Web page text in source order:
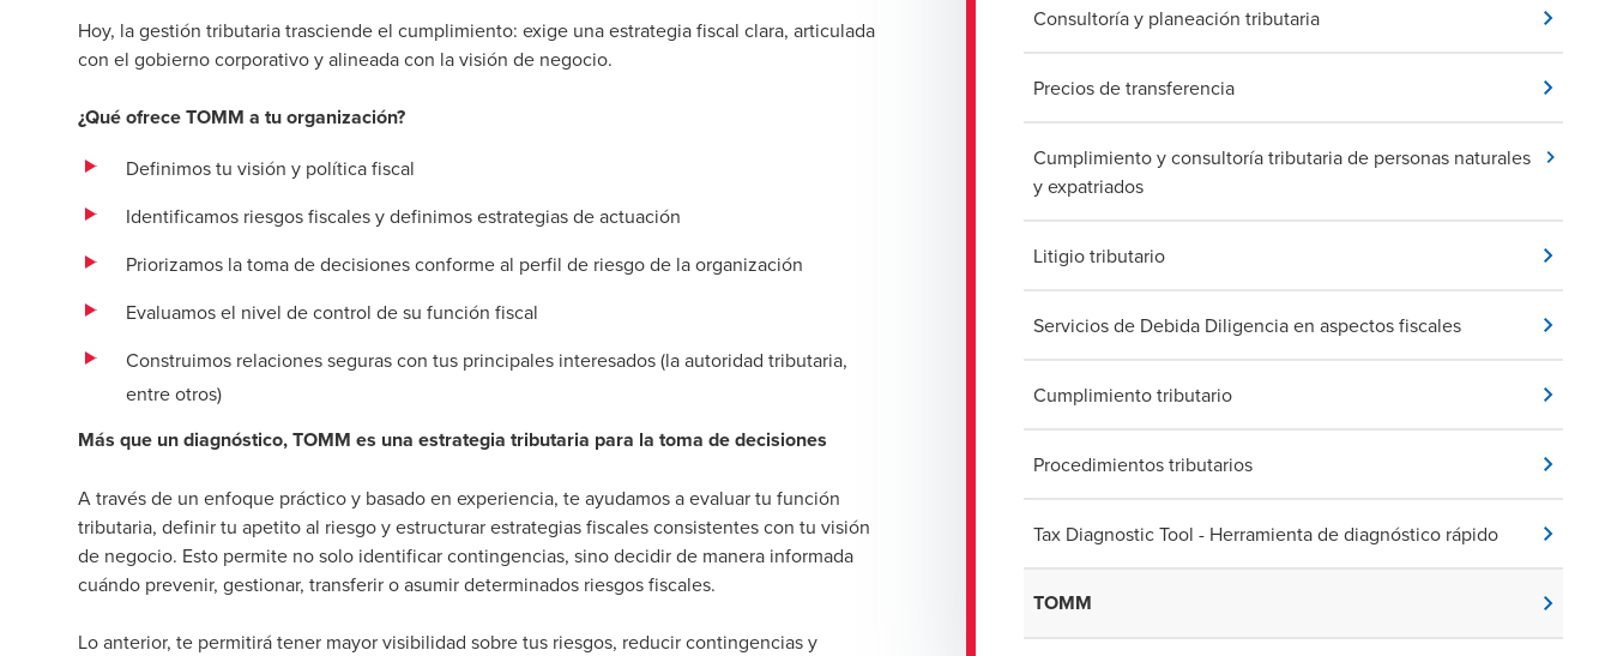
Hoy, la gestión tributaria trasciende el cumplimiento: exige una estrategia fiscal clara, articulada
con el gobierno corporativo y alineada con la visión de negocio.
¿Qué ofrece TOMM a tu organización?
Definimos tu visión y política fiscal
Identificamos riesgos fiscales y definimos estrategias de actuación
Priorizamos la toma de decisiones conforme al perfil de riesgo de la organización
Evaluamos el nivel de control de su función fiscal
Construimos relaciones seguras con tus principales interesados (la autoridad tributaria,
entre otros)
Más que un diagnóstico, TOMM es una estrategia tributaria para la toma de decisiones
A través de un enfoque práctico y basado en experiencia, te ayudamos a evaluar tu función
tributaria, definir tu apetito al riesgo y estructurar estrategias fiscales consistentes con tu visión
de negocio. Esto permite no solo identificar contingencias, sino decidir de manera informada
cuándo prevenir, gestionar, transferir o asumir determinados riesgos fiscales.
Lo anterior, te permitirá tener mayor visibilidad sobre tus riesgos, reducir contingencias y
Consultoría y planeación tributaria
Precios de transferencia
Cumplimiento y consultoría tributaria de personas naturales
y expatriados
Litigio tributario
Servicios de Debida Diligencia en aspectos fiscales
Cumplimiento tributario
Procedimientos tributarios
Tax Diagnostic Tool - Herramienta de diagnóstico rápido
TOMM